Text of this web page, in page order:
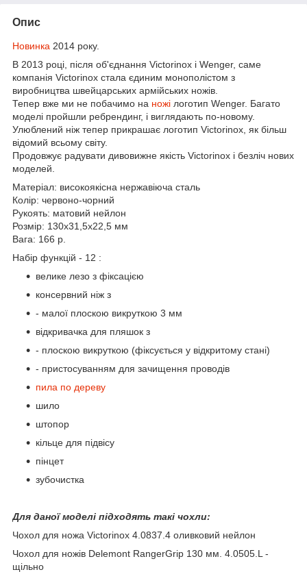
Опис
Новинка 2014 року.
В 2013 році, після об'єднання Victorinox і Wenger, саме
компанія Victorinox стала єдиним монополістом з
виробництва швейцарських армійських ножів.
Тепер вже ми не побачимо на ножі логотип Wenger. Багато
моделі пройшли ребрендинг, і виглядають по-новому.
Улюблений ніж тепер прикрашає логотип Victorinox, як більш
відомий всьому світу.
Продовжує радувати дивовижне якість Victorinox і безліч нових
моделей.
Матеріал: високоякісна нержавіюча сталь
Колір: червоно-чорний
Рукоять: матовий нейлон
Розмір: 130x31,5x22,5 мм
Вага: 166 р.
Набір функцій - 12 :
велике лезо з фіксацією
консервний ніж з
- малої плоскою викруткою 3 мм
відкривачка для пляшок з
- плоскою викруткою (фіксується у відкритому стані)
- пристосуванням для зачищення проводів
пила по дереву
шило
штопор
кільце для підвісу
пінцет
зубочистка
Для даної моделі підходять такі чохли:
Чохол для ножа Victorinox 4.0837.4 оливковий нейлон
Чохол для ножів Delemont RangerGrip 130 мм. 4.0505.L -
щільно